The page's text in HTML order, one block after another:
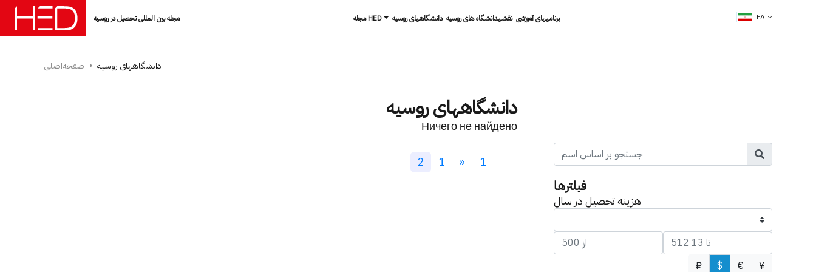
مجله بین المللی تحصیل در روسیه مجله HED دانشگاه­های روسیه نقشهدانشگاه های روسیه برنامه­های آموزشی FA
صفحه‌اصلی دانشگاه­های روسیه
دانشگاه­های روسیه
Ничего не найдено
1
«
1
2
فیلتر­ها
هزینه تحصیل در سال
₽ $ € ¥